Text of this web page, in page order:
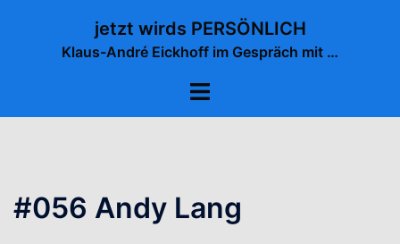
jetzt wirds PERSÖNLICH
Klaus-André Eickhoff im Gespräch mit …
Menü
#056 Andy Lang